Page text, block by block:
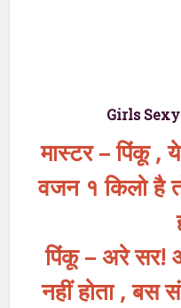
Girls
मास्टर – पिंकू ,
वजन १ किलो है
पिंकू – अरे सर!
नहीं होता , बस